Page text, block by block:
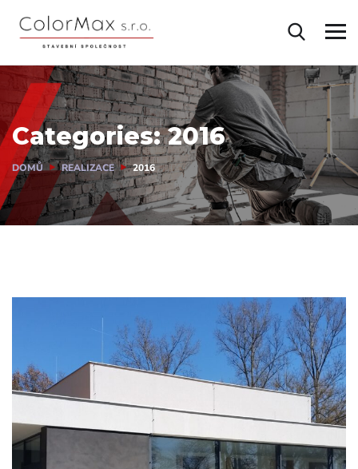
Categories:2016
DOMŮ REALIZACE 2016